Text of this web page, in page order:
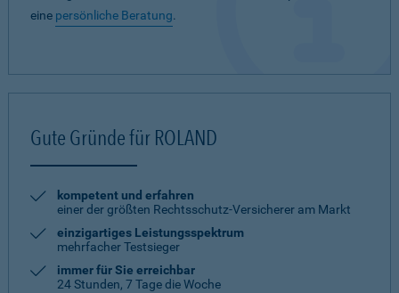
eine persönliche Beratung.
Gute Gründe für ROLAND
kompetent und erfahren
einer der größten Rechtsschutz-Versicherer am Markt
einzigartiges Leistungsspektrum
mehrfacher Testsieger
immer für Sie erreichbar
24 Stunden, 7 Tage die Woche